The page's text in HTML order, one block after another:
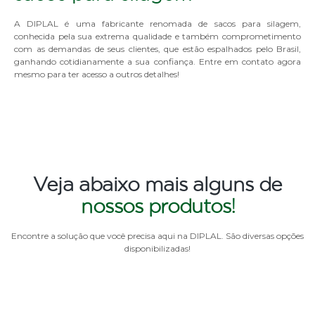
A DIPLAL é uma fabricante renomada de sacos para silagem,
conhecida pela sua extrema qualidade e também comprometimento
com as demandas de seus clientes, que estão espalhados pelo Brasil,
ganhando cotidianamente a sua confiança. Entre em contato agora
mesmo para ter acesso a outros detalhes!
Veja abaixo mais alguns de
nossos produtos!
Encontre a solução que você precisa aqui na DIPLAL. São diversas opções
disponibilizadas!